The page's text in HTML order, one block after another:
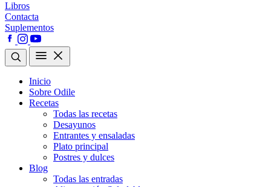
Libros
Contacta
Suplementos
Inicio
Sobre Odile
Recetas
Todas las recetas
Desayunos
Entrantes y ensaladas
Plato principal
Postres y dulces
Blog
Todas las entradas